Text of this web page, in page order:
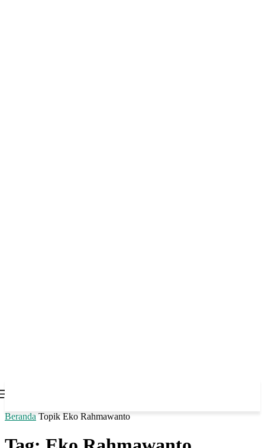
Beranda Topik Eko Rahmawanto